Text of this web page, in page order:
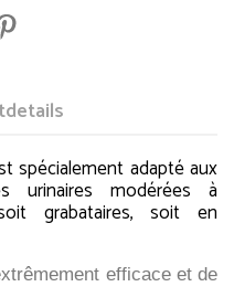
spécialement adapté aux
urinaires modérées à
grabataires, soit en
efficace et de